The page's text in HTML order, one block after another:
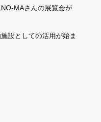
MAさんの展覧会が
設としての活用が始ま